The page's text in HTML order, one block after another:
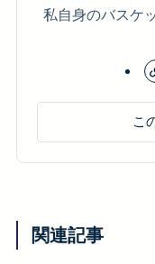
私自身のバスケ
こ
関連記事